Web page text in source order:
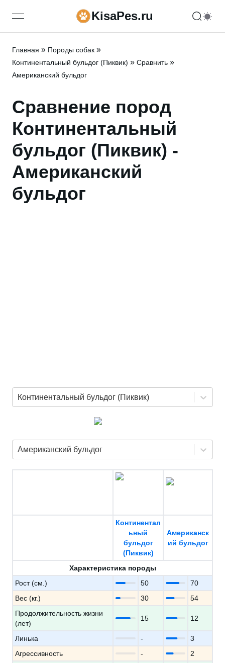
open navigation menuKisaPes.ru
Главная » Породы собак »
Континентальный бульдог (Пиквик) » Сравнить »
Американский бульдог
Сравнение пород
Континентальный
бульдог (Пиквик) -
Американский
бульдог
Континентальный бульдог (Пиквик)
Американский бульдог
Континентал
ьный
бульдог
(Пиквик)
Американск
ий бульдог
Характеристика породы
Рост (см.)
50
70
Вес (кг.)
30
54
Продолжительность жизни
(лет)
15 12
Линька -
3
Агрессивность
-
2